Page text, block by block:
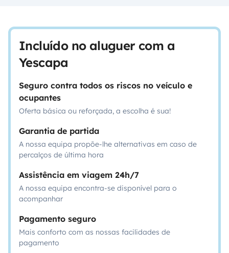
Incluído no aluguer com a
Yescapa
Seguro contra todos os riscos no veículo e
ocupantes
Oferta básica ou reforçada, a escolha é sua!
Garantia de partida
A nossa equipa propõe-lhe alternativas em caso de
percalços de última hora
Assistência em viagem 24h/7
A nossa equipa encontra-se disponível para o
acompanhar
Pagamento seguro
Mais conforto com as nossas facilidades de
pagamento